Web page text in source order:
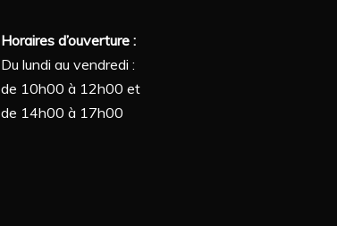
Horaires d’ouverture :
Du lundi au vendredi :
de 10h00 à 12h00 et
de 14h00 à 17h00